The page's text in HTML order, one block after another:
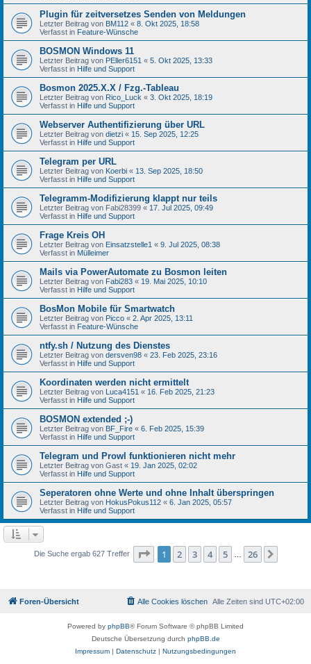
Plugin für zeitversetzes Senden von Meldungen
Letzter Beitrag von BM112 « 8. Okt 2025, 18:58
Verfasst in Feature-Wünsche
BOSMON Windows 11
Letzter Beitrag von PEller6151 « 5. Okt 2025, 13:33
Verfasst in Hilfe und Support
Bosmon 2025.X.X / Fzg.-Tableau
Letzter Beitrag von Rico_Luck « 3. Okt 2025, 18:19
Verfasst in Hilfe und Support
Webserver Authentifizierung über URL
Letzter Beitrag von dietzi « 15. Sep 2025, 12:25
Verfasst in Hilfe und Support
Telegram per URL
Letzter Beitrag von Koerbi « 13. Sep 2025, 18:50
Verfasst in Hilfe und Support
Telegramm-Modifizierung klappt nur teils
Letzter Beitrag von Fabi28399 « 17. Jul 2025, 09:49
Verfasst in Hilfe und Support
Frage Kreis OH
Letzter Beitrag von Einsatzstelle1 « 9. Jul 2025, 08:38
Verfasst in Mülleimer
Mails via PowerAutomate zu Bosmon leiten
Letzter Beitrag von Fabi283 « 19. Mai 2025, 10:10
Verfasst in Hilfe und Support
BosMon Mobile für Smartwatch
Letzter Beitrag von Picco « 2. Apr 2025, 13:11
Verfasst in Feature-Wünsche
ntfy.sh / Nutzung des Dienstes
Letzter Beitrag von dersven98 « 23. Feb 2025, 23:16
Verfasst in Hilfe und Support
Koordinaten werden nicht ermittelt
Letzter Beitrag von Luca4151 « 16. Feb 2025, 21:23
Verfasst in Hilfe und Support
BOSMON extended ;-)
Letzter Beitrag von BF_Fire « 6. Feb 2025, 15:39
Verfasst in Hilfe und Support
Telegram und Prowl funktionieren nicht mehr
Letzter Beitrag von Gast « 19. Jan 2025, 02:02
Verfasst in Hilfe und Support
Seperatoren ohne Werte und ohne Inhalt überspringen
Letzter Beitrag von HokusPokus112 « 6. Jan 2025, 05:57
Verfasst in Hilfe und Support
Die Suche ergab 627 Treffer Seite 1von 26
1 2 3 4 5 26
Foren-Übersicht Alle Zeiten sind UTC+02:00
Alle Cookies löschen
Powered by phpBB® Forum Software © phpBB Limited
Deutsche Übersetzung durch phpBB.de
Impressum | Datenschutz | Nutzungsbedingungen